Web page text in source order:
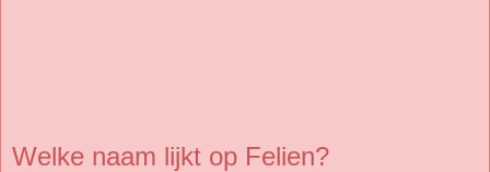
Welke naam lijkt op Felien?